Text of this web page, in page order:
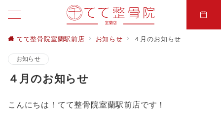
てて整骨院室蘭駅前店 お知らせ ４月のお知らせ
お知らせ
４月のお知らせ
こんにちは！てて整骨院室蘭駅前店です！